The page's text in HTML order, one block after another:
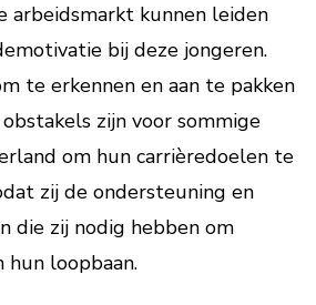
arbeidsmarkt kunnen leiden
bij deze jongeren.
te erkennen en aan te pakken
zijn voor sommige
om hun carrièredoelen te
zij de ondersteuning en
die zij nodig hebben om
hun loopbaan.